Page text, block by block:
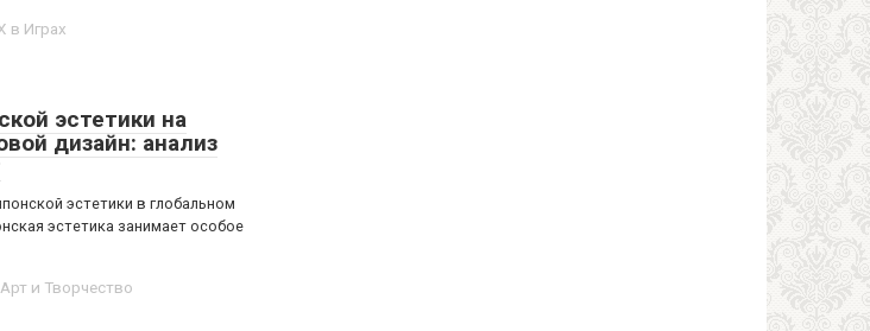
в Играх
эстетики на
дизайн: анализ
эстетики в глобальном
эстетика занимает особое
и Творчество